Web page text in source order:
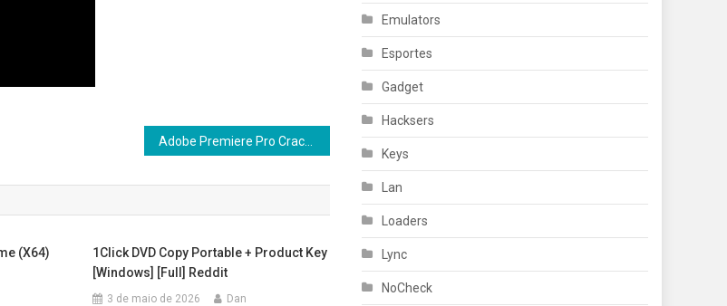
(x64)
1Click DVD Copy Portable + Product Key
[Windows] [Full] Reddit
3 de maio de 2026 Dan
Emulators
Esportes
Gadget
Hacksers
Keys
Lan
Loaders
Lync
NoCheck